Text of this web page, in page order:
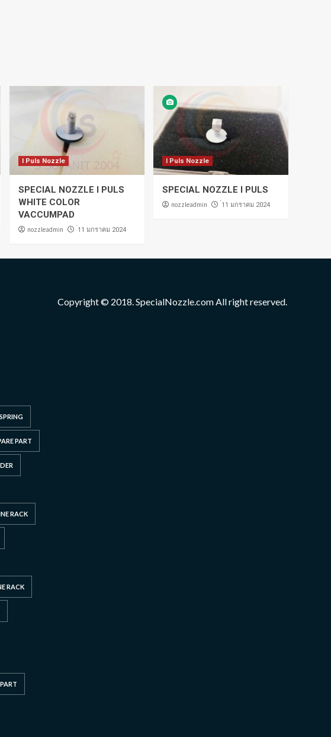
I Puls Nozzle
SPECIAL NOZZLE I PULS
WHITE COLOR
VACCUMPAD
nozzleadmin ่11 มกราคม 2024
I Puls Nozzle
SPECIAL NOZZLE I PULS
nozzleadmin ่11 มกราคม 2024
PART
RACK
RACK
Copyright © 2018. SpecialNozzle.com All right reserved.